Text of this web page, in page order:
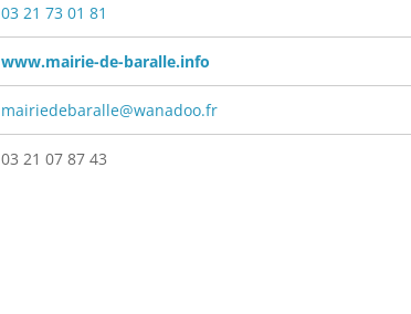
03 21 73 01 81
www.mairie-de-baralle.info
mairiedebaralle@wanadoo.fr
03 21 07 87 43